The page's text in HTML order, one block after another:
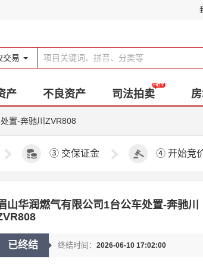
交易
产 不良资产 司法拍卖
置-奔驰川ZVR808
③ 交保证金 ④ 开始竞
山华润燃气有限公司1台公车处置-奔驰川
已终结 终结时间： 2026-06-10 17:02:00